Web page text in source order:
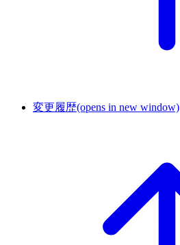
変更履歴(opens in new window)